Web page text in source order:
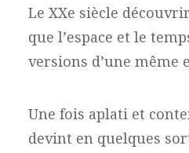
Le XXe siècle
que l’espace et le
versions d’une même
Une fois aplati et
devint en quelques